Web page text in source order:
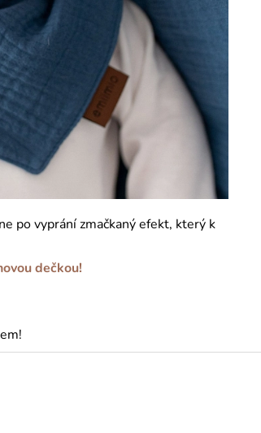
po vyprání zmačkaný efekt, který k
dečkou!